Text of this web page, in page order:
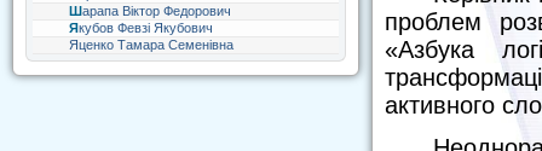
Шарапа Віктор Федорович
Якубов Февзі Якубович
Яценко Тамара Семенівна
проблем
«Азбука
активного